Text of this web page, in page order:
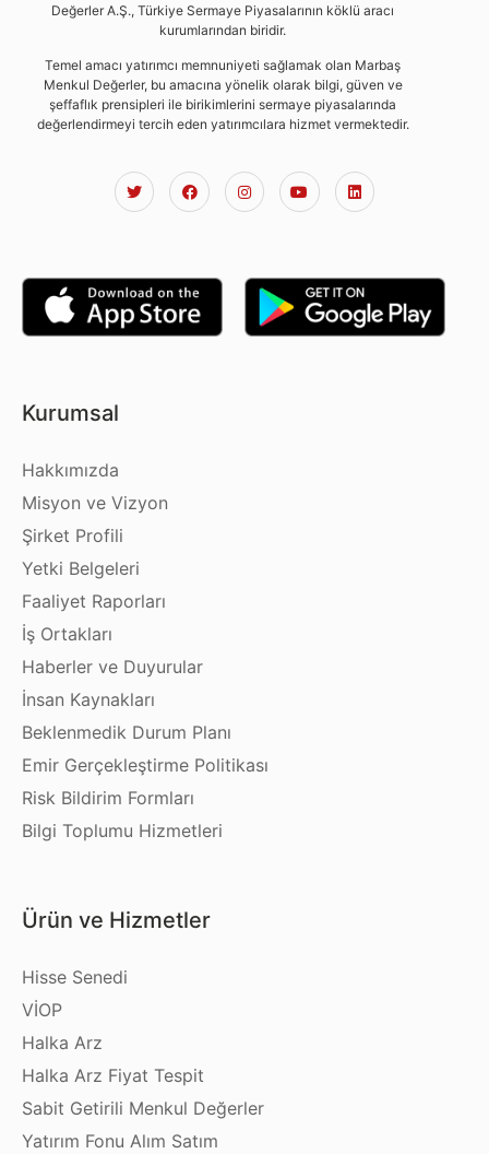
Değerler A.Ş., Türkiye Sermaye Piyasalarının köklü aracı
kurumlarından biridir.
Temel amacı yatırımcı memnuniyeti sağlamak olan Marbaş
Menkul Değerler, bu amacına yönelik olarak bilgi, güven ve
şeffaflık prensipleri ile birikimlerini sermaye piyasalarında
değerlendirmeyi tercih eden yatırımcılara hizmet vermektedir.
Kurumsal
Hakkımızda
Misyon ve Vizyon
Şirket Profili
Yetki Belgeleri
Faaliyet Raporları
İş Ortakları
Haberler ve Duyurular
İnsan Kaynakları
Beklenmedik Durum Planı
Emir Gerçekleştirme Politikası
Risk Bildirim Formları
Bilgi Toplumu Hizmetleri
Ürün ve Hizmetler
Hisse Senedi
VİOP
Halka Arz
Halka Arz Fiyat Tespit
Sabit Getirili Menkul Değerler
Yatırım Fonu Alım Satım